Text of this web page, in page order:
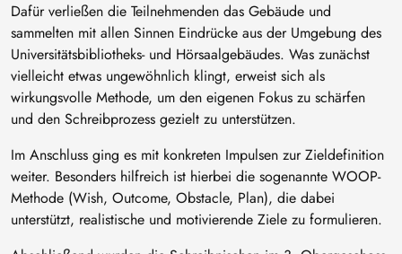
Dafür verließen die Teilnehmenden das Gebäude und
sammelten mit allen Sinnen Eindrücke aus der Umgebung des
Universitätsbibliotheks- und Hörsaalgebäudes. Was zunächst
vielleicht etwas ungewöhnlich klingt, erweist sich als
wirkungsvolle Methode, um den eigenen Fokus zu schärfen
und den Schreibprozess gezielt zu unterstützen.
Im Anschluss ging es mit konkreten Impulsen zur Zieldefinition
weiter. Besonders hilfreich ist hierbei die sogenannte WOOP-
Methode (Wish, Outcome, Obstacle, Plan), die dabei
unterstützt, realistische und motivierende Ziele zu formulieren.